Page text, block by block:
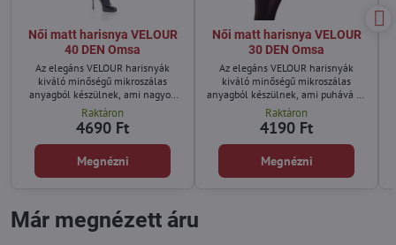
Női matt harisnya VELOUR
40 DEN Omsa
Az elegáns VELOUR harisnyák
kiváló minőségű mikroszálas
anyagból készülnek, ami nagyon
puha tapintásúvá és szakadásállóvá
teszi.
Raktáron
4690 Ft
Megnézni
Női matt harisnya VELOUR
30 DEN Omsa
Az elegáns VELOUR harisnyák
kiváló minőségű mikroszálas
anyagból készülnek, ami puhává és
tartóssá teszi.
Raktáron
4190 Ft
Megnézni
Már megnézett áru